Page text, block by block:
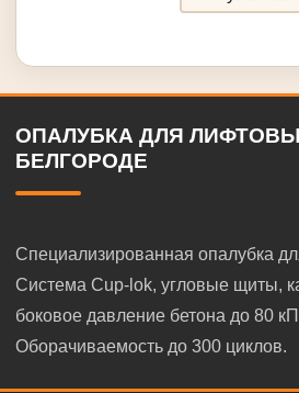
ОПАЛУБКА ДЛЯ
БЕЛГОРОДЕ
Специализированная опалубка
Система Cup-lok, угловые щиты,
боковое давление бетона до 80
Оборачиваемость до 300 циклов.